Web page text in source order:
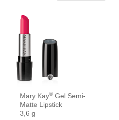
Mary Kay® Gel Semi-
Matte Lipstick
3,6 g